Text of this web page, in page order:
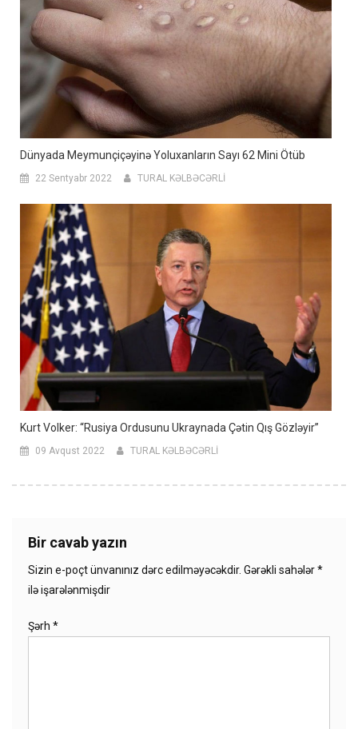
Dünyada Meymunçiçəyinə Yoluxanların Sayı 62 Mini Ötüb
22 Sentyabr 2022 TURAL KƏLBƏCƏRLİ
Kurt Volker: “Rusiya Ordusunu Ukraynada Çətin Qış Gözləyir”
09 Avqust 2022 TURAL KƏLBƏCƏRLİ
Bir cavab yazın
Sizin e-poçt ünvanınız dərc edilməyəcəkdir. Gərəkli sahələr*
ilə işarələnmişdir
Şərh *